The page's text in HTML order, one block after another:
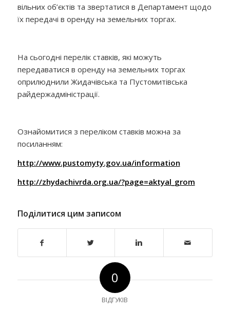
вільних об’єктів та звертатися в Департамент щодо
їх передачі в оренду на земельних торгах.
На сьогодні перелік ставків, які можуть
передаватися в оренду на земельних торгах
оприлюднили Жидачівська та Пустомитівська
райдержадміністрації.
Ознайомитися з переліком ставків можна за
посиланням:
http://www.pustomyty.gov.ua/information
http://zhydachivrda.org.ua/?page=aktyal_grom
Поділитися цим записом
0
ВІДГУКІВ